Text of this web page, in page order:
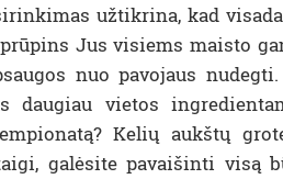
užtikrina, kad
Jus visiems maisto
nuo pavojaus
daugiau vietos
Kelių aukštų
galėsite pavaišinti